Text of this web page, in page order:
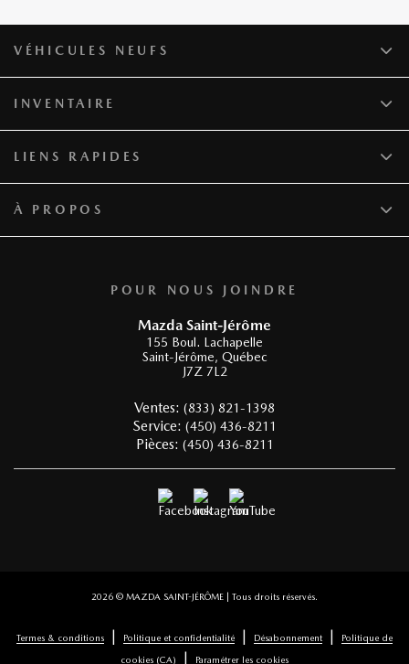
POUR NOUS JOINDRE
Mazda Saint-Jérôme
155 Boul. Lachapelle
Saint-Jérôme, Québec
J7Z 7L2
Ventes: (833) 821-1398
Service: (450) 436-8211
Pièces: (450) 436-8211
VÉHICULES NEUFS
INVENTAIRE
LIENS RAPIDES
À PROPOS
2026 © MAZDA SAINT-JÉRÔME | Tous droits réservés.
Termes & conditions Politique et confidentialité Désabonnement
Politique de
cookies (CA)
Paramétrer les cookies